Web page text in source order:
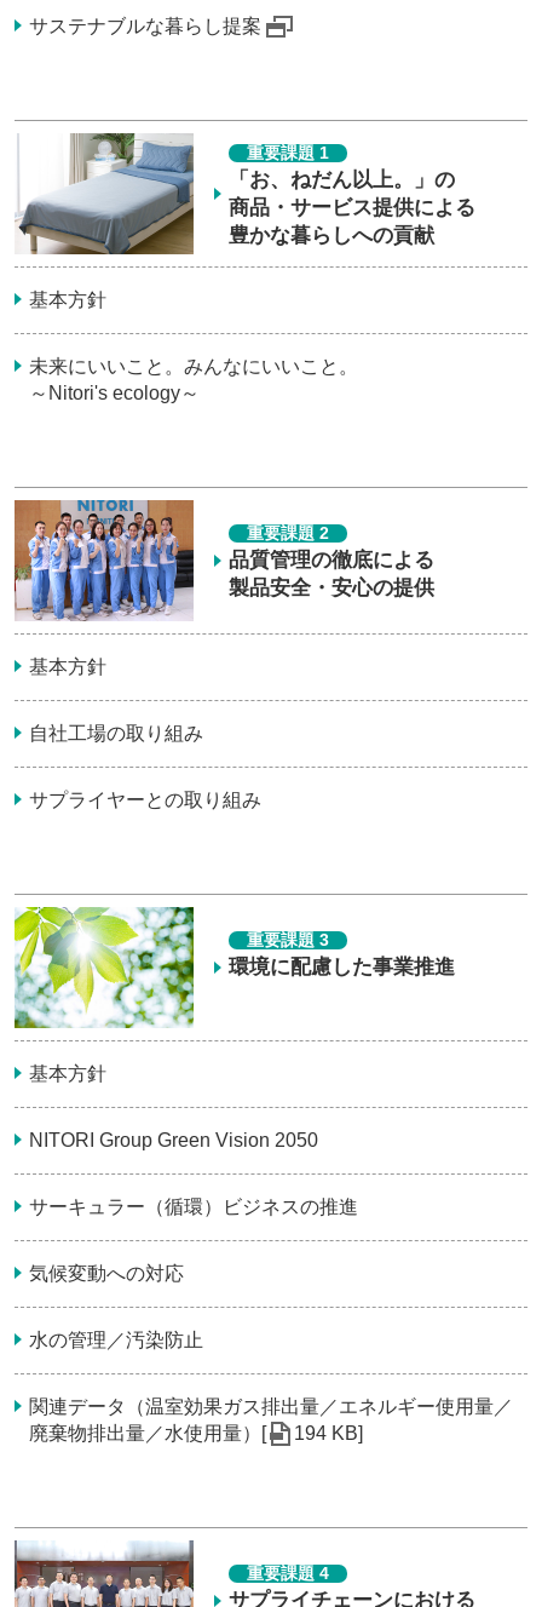
サステナブルな暮らし提案
重要課題 1
「お、ねだん以上。」の
商品・サービス提供による
豊かな暮らしへの貢献
基本方針
未来にいいこと。みんなにいいこと。
～Nitori's ecology～
重要課題 2
品質管理の徹底による
製品安全・安心の提供
基本方針
自社工場の取り組み
サプライヤーとの取り組み
重要課題 3
環境に配慮した事業推進
基本方針
NITORI Group Green Vision 2050
サーキュラー（循環）ビジネスの推進
気候変動への対応
水の管理／汚染防止
関連データ（温室効果ガス排出量／エネルギー使用量／
廃棄物排出量／水使用量）[
194 KB]
重要課題 4
サプライチェーンにおける